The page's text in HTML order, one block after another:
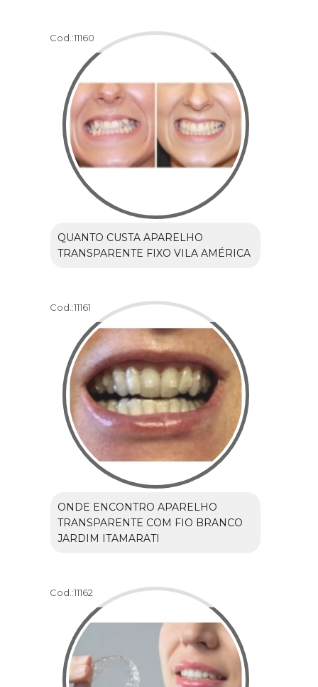
Cod.:11160
QUANTO CUSTA APARELHO
TRANSPARENTE FIXO VILA AMÉRICA
Cod.:11161
ONDE ENCONTRO APARELHO
TRANSPARENTE COM FIO BRANCO
JARDIM ITAMARATI
Cod.:11162